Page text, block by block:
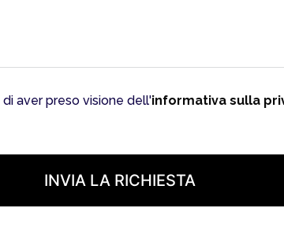
aver preso visione dell'informativa sulla
INVIA LA RICHIESTA